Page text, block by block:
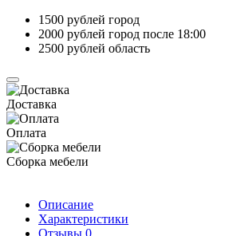
1500 рублей город
2000 рублей город после 18:00
2500 рублей область
Доставка
Оплата
Сборка мебели
Описание
Характеристики
Отзывы 0